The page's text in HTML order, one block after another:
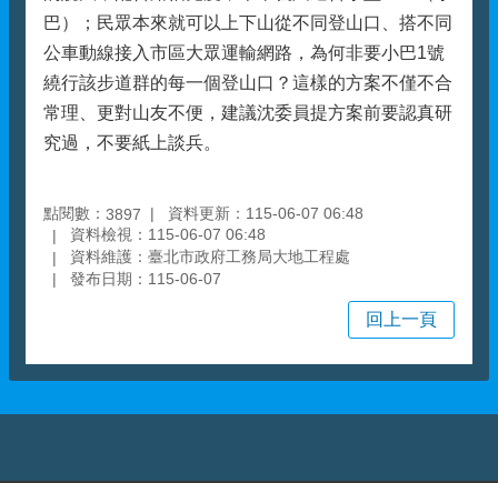
巴）；民眾本來就可以上下山從不同登山口、搭不同
公車動線接入市區大眾運輸網路，為何非要小巴1號
繞行該步道群的每一個登山口？這樣的方案不僅不合
常理、更對山友不便，建議沈委員提方案前要認真研
究過，不要紙上談兵。
點閱數： 3897
資料更新：115-06-07 06:48
資料檢視：115-06-07 06:48
資料維護：臺北市政府工務局大地工程處
發布日期：115-06-07
回上一頁